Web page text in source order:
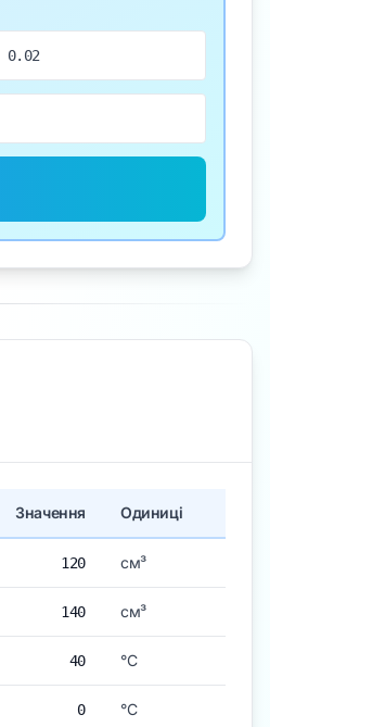
0.02
Значення Одиниці
120 см³
140 см³
40 °C
0 °C